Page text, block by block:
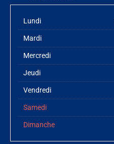
Lundi
Mardi
Mercredi
Jeudi
Vendredi
Samedi
Dimanche